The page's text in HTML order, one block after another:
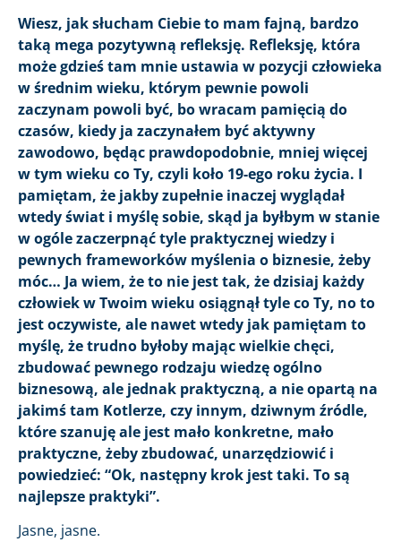
Wiesz, jak słucham Ciebie to mam fajną, bardzo
taką mega pozytywną refleksję. Refleksję, która
może gdzieś tam mnie ustawia w pozycji człowieka
w średnim wieku, którym pewnie powoli
zaczynam powoli być, bo wracam pamięcią do
czasów, kiedy ja zaczynałem być aktywny
zawodowo, będąc prawdopodobnie, mniej więcej
w tym wieku co Ty, czyli koło 19-ego roku życia. I
pamiętam, że jakby zupełnie inaczej wyglądał
wtedy świat i myślę sobie, skąd ja byłbym w stanie
w ogóle zaczerpnąć tyle praktycznej wiedzy i
pewnych frameworków myślenia o biznesie, żeby
móc… Ja wiem, że to nie jest tak, że dzisiaj każdy
człowiek w Twoim wieku osiągnął tyle co Ty, no to
jest oczywiste, ale nawet wtedy jak pamiętam to
myślę, że trudno byłoby mając wielkie chęci,
zbudować pewnego rodzaju wiedzę ogólno
biznesową, ale jednak praktyczną, a nie opartą na
jakimś tam Kotlerze, czy innym, dziwnym źródle,
które szanuję ale jest mało konkretne, mało
praktyczne, żeby zbudować, unarzędziowić i
powiedzieć: “Ok, następny krok jest taki. To są
najlepsze praktyki”.
Jasne, jasne.